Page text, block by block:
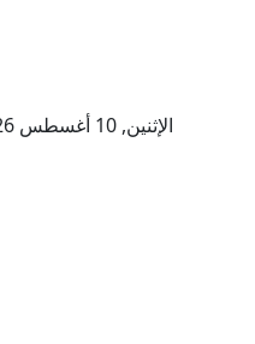
الإثنين, 10 أغسطس 2026 – 27 صفر 1448 هـ